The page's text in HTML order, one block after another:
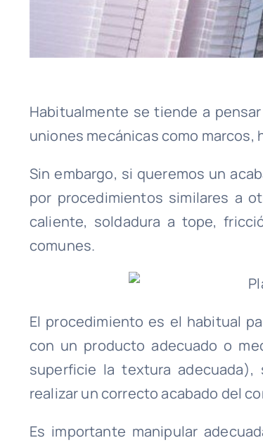
Habitualmente se tiende a
uniones mecánicas como marcos,
Sin embargo, si queremos un
por procedimientos similares a
caliente, soldadura a tope,
comunes.
El procedimiento es el habitual
con un producto adecuado o
superficie la textura
realizar un correcto acabado del
Es importante manipular